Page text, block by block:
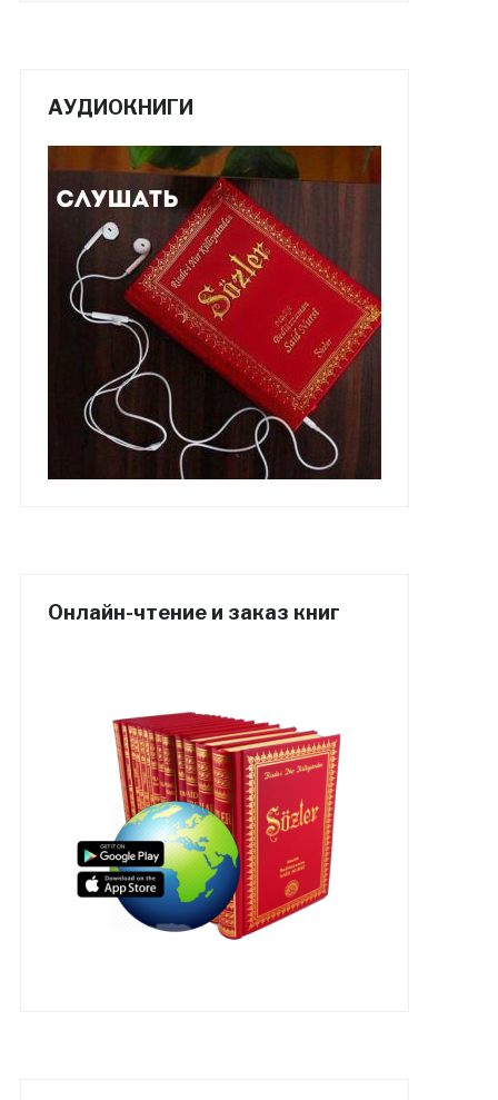
АУДИОКНИГИ
Онлайн-чтение и заказ книг